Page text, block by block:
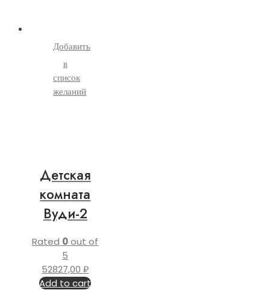
Добавить
в
список
желаний
Детская
комната
Вуди-2
Rated 0out of
5
52827,00₽
Add to cart